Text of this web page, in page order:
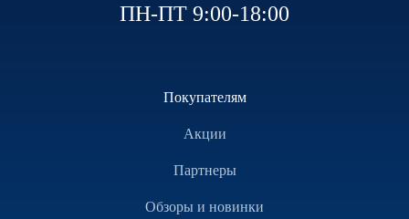
ПН-ПТ 9:00-18:00
Покупателям
Акции
Партнеры
Обзоры и новинки